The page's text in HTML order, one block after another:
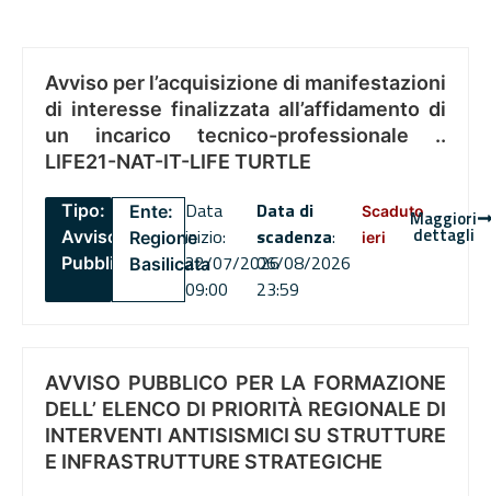
Avviso per l’acquisizione di manifestazioni
di interesse finalizzata all’affidamento di
un incarico tecnico-professionale ..
LIFE21-NAT-IT-LIFE TURTLE
Tipo:
Avviso
Pubblico
Ente:
Regione
Basilicata
Data
inizio:
22/07/2026
09:00
Data di
scadenza:
06/08/2026
23:59
Scaduto
ieri
Maggiori
dettagli
AVVISO PUBBLICO PER LA FORMAZIONE
DELL’ ELENCO DI PRIORITÀ REGIONALE DI
INTERVENTI ANTISISMICI SU STRUTTURE
E INFRASTRUTTURE STRATEGICHE